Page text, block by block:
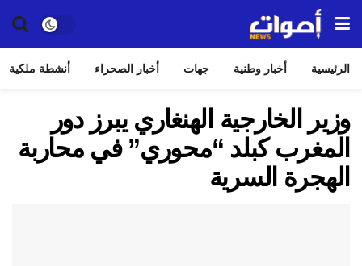
الرئيسية أخبار وطنية جهات أخبار الصحراء أنشطة ملكية
وزير الخارجية الهنغاري يبرز دور
المغرب كبلد “محوري” في محاربة
الهجرة السرية